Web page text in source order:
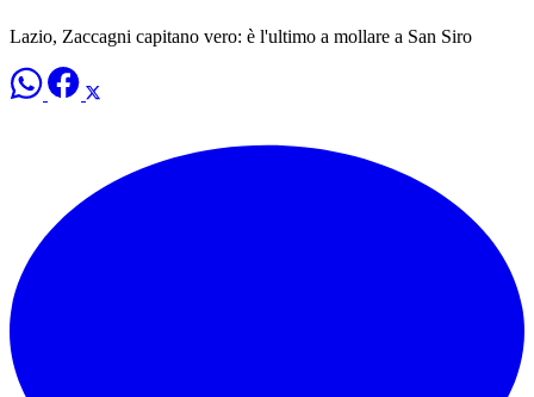
Lazio, Zaccagni capitano vero: è l'ultimo a mollare a San Siro